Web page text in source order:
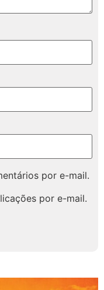
por e-mail.
por e-mail.